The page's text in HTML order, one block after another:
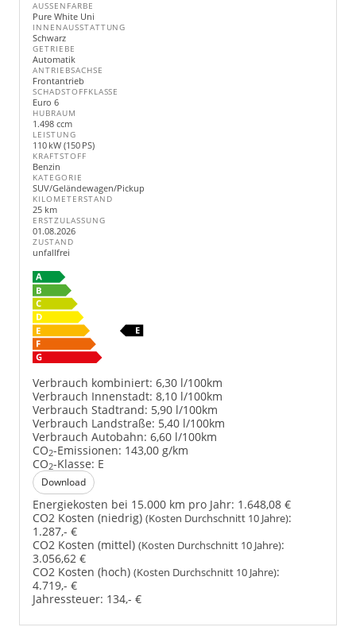
AUSSENFARBE
Pure White Uni
INNENAUSSTATTUNG
Schwarz
GETRIEBE
Automatik
ANTRIEBSACHSE
Frontantrieb
SCHADSTOFFKLASSE
Euro 6
HUBRAUM
1.498 ccm
LEISTUNG
110 kW (150 PS)
KRAFTSTOFF
Benzin
KATEGORIE
SUV/Geländewagen/Pickup
KILOMETERSTAND
25 km
ERSTZULASSUNG
01.08.2026
ZUSTAND
unfallfrei
Verbrauch kombiniert: 6,30 l/100km
Verbrauch Innenstadt: 8,10 l/100km
Verbrauch Stadtrand: 5,90 l/100km
Verbrauch Landstraße: 5,40 l/100km
Verbrauch Autobahn: 6,60 l/100km
CO2-Emissionen: 143,00 g/km
CO2-Klasse: E
Download
Energiekosten bei 15.000 km pro Jahr: 1.648,08 €
CO2 Kosten (niedrig) (Kosten Durchschnitt 10 Jahre):
1.287,- €
CO2 Kosten (mittel) (Kosten Durchschnitt 10 Jahre):
3.056,62 €
CO2 Kosten (hoch) (Kosten Durchschnitt 10 Jahre):
4.719,- €
Jahressteuer: 134,- €